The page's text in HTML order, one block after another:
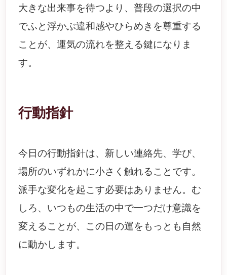
大きな出来事を待つより、普段の選択の中
でふと浮かぶ違和感やひらめきを尊重する
ことが、運気の流れを整える鍵になりま
す。
行動指針
今日の行動指針は、新しい連絡先、学び、
場所のいずれかに小さく触れることです。
派手な変化を起こす必要はありません。む
しろ、いつもの生活の中で一つだけ意識を
変えることが、この日の運をもっとも自然
に動かします。